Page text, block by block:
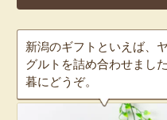
新潟のギフトといえば、
グルトを詰め合わせまし
暮にどうぞ。